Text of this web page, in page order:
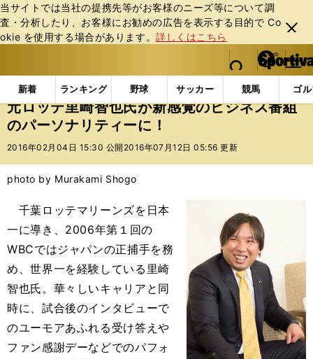
当サイトでは当社の提携先等がお客様のニーズ等について調
査・分析したり、お客様にお勧めの広告を表⽰する⽬的で Co
okie を使⽤する場合があります。詳しくはこちら
閉じ
る
web Sportiva (webスポルティーバ)
検索
マイペ
ー
ジ
メニュ
新着 ランキング 野球 サッカー 競馬 ゴ
b
ス
ポ
ル
バ
インフォメーション ニュース 元ロッテ里崎智也氏
元ロッテ里崎智也氏が新感覚のビジネス番組
のパーソナリティーに！
2016年02月04日 15:30 公開 2016年07月12日 05:56 更新
photo by Murakami Shogo
千葉ロッテマリーンズを日本
一に導き、2006年第１回の
WBCではジャパンの正捕手を務
め、世界一を経験している里崎
智也氏。華々しいキャリアと同
時に、試合後のインタビューで
のユーモアあふれる受け答えや
ファン感謝デーなどでのパフォ